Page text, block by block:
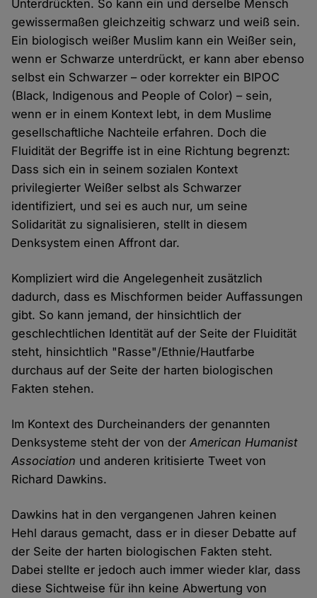
Unterdrückten. So kann ein und derselbe Mensch
gewissermaßen gleichzeitig schwarz und weiß sein.
Ein biologisch weißer Muslim kann ein Weißer sein,
wenn er Schwarze unterdrückt, er kann aber ebenso
selbst ein Schwarzer – oder korrekter ein BIPOC
(Black, Indigenous and People of Color) – sein,
wenn er in einem Kontext lebt, in dem Muslime
gesellschaftliche Nachteile erfahren. Doch die
Fluidität der Begriffe ist in eine Richtung begrenzt:
Dass sich ein in seinem sozialen Kontext
privilegierter Weißer selbst als Schwarzer
identifiziert, und sei es auch nur, um seine
Solidarität zu signalisieren, stellt in diesem
Denksystem einen Affront dar.
Kompliziert wird die Angelegenheit zusätzlich
dadurch, dass es Mischformen beider Auffassungen
gibt. So kann jemand, der hinsichtlich der
geschlechtlichen Identität auf der Seite der Fluidität
steht, hinsichtlich "Rasse"/Ethnie/Hautfarbe
durchaus auf der Seite der harten biologischen
Fakten stehen.
Im Kontext des Durcheinanders der genannten
Denksysteme steht der von derAmerican Humanist
Association und anderen kritisierte Tweet von
Richard Dawkins.
Dawkins hat in den vergangenen Jahren keinen
Hehl daraus gemacht, dass er in dieser Debatte auf
der Seite der harten biologischen Fakten steht.
Dabei stellte er jedoch auch immer wieder klar, dass
diese Sichtweise für ihn keine Abwertung von